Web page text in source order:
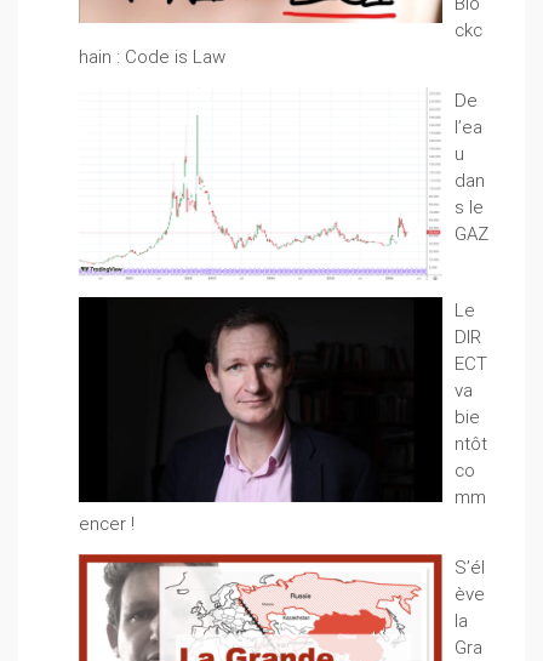
ckc
hain : Code is Law
De
l’ea
u
dan
s le
GAZ
Le
DIR
ECT
va
bie
ntôt
co
mm
encer !
S’él
ève
la
Gra